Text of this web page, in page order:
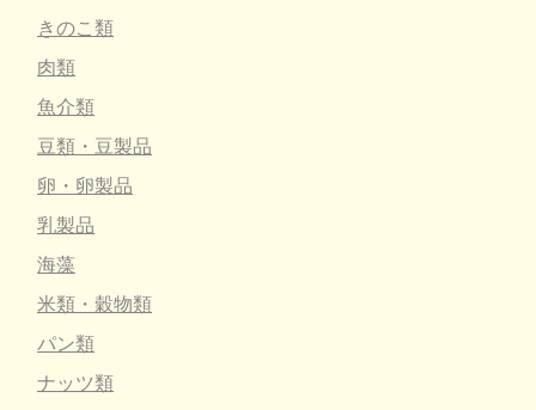
きのこ類
肉類
魚介類
豆類・豆製品
卵・卵製品
乳製品
海藻
米類・穀物類
パン類
ナッツ類